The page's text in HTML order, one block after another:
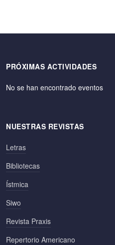
PRÓXIMAS ACTIVIDADES
No se han encontrado eventos
NUESTRAS REVISTAS
Letras
Bibliotecas
Ístmica
Siwo
Revista Praxis
Repertorio Americano